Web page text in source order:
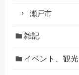
瀬戸市
雑記
イベント、観光